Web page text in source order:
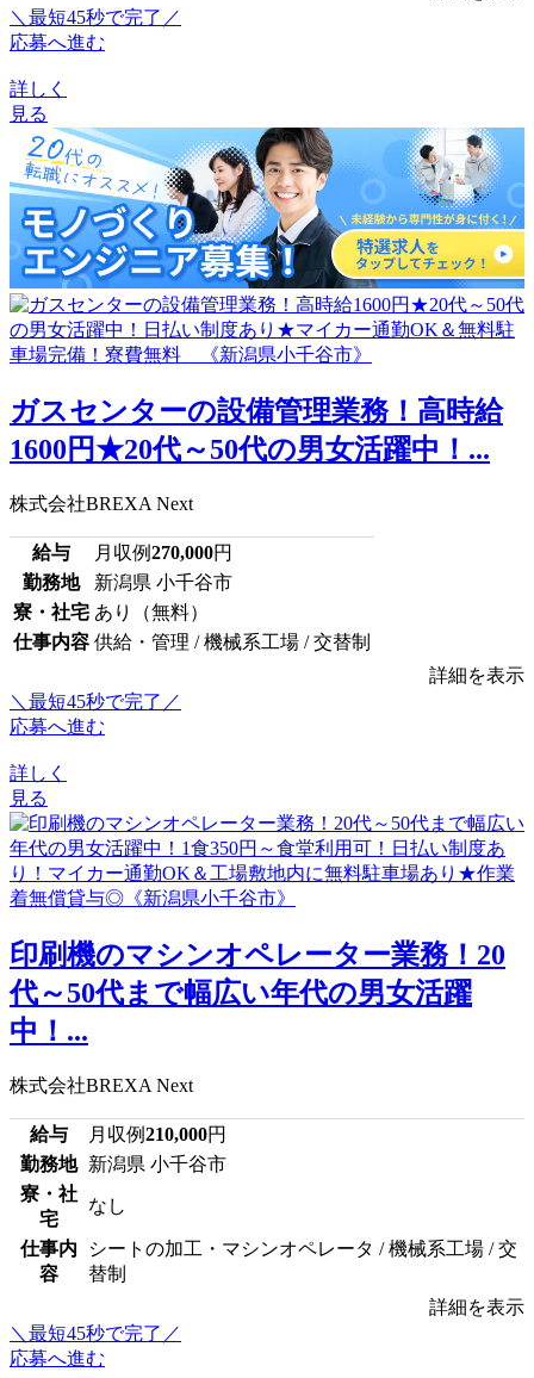
＼最短45秒で完了／
応募へ進む
詳しく
見る
ガスセンターの設備管理業務！高時給
1600円★20代～50代の男女活躍中！...
株式会社BREXA Next
給与 月収例270,000円
勤務地
新潟県 小千谷市
寮・社宅 あり（無料）
仕事内容 供給・管理 / 機械系工場 / 交替制
詳細を表示
＼最短45秒で完了／
応募へ進む
詳しく
見る
印刷機のマシンオペレーター業務！20
代～50代まで幅広い年代の男女活躍
中！...
株式会社BREXA Next
給与 月収例210,000円
勤務地
新潟県 小千谷市
寮・社
宅
なし
仕事内
容
シートの加工・マシンオペレータ / 機械系工場 / 交
替制
詳細を表示
＼最短45秒で完了／
応募へ進む